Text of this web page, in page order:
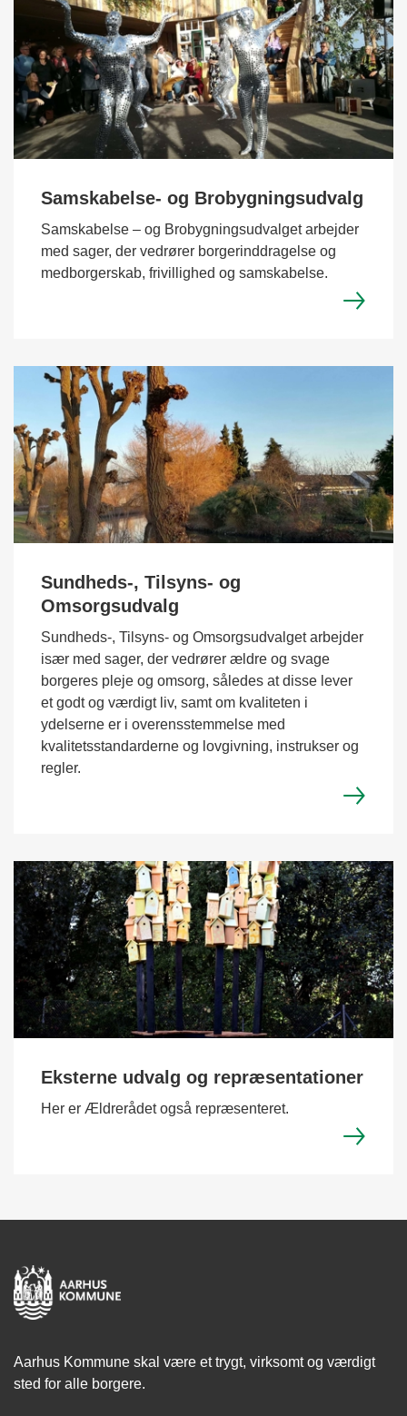
Samskabelse- og Brobygningsudvalg
Samskabelse – og Brobygningsudvalget arbejder
med sager, der vedrører borgerinddragelse og
medborgerskab, frivillighed og samskabelse.
Sundheds-, Tilsyns- og
Omsorgsudvalg
Sundheds-, Tilsyns- og Omsorgsudvalget arbejder
især med sager, der vedrører ældre og svage
borgeres pleje og omsorg, således at disse lever
et godt og værdigt liv, samt om kvaliteten i
ydelserne er i overensstemmelse med
kvalitetsstandarderne og lovgivning, instrukser og
regler.
Eksterne udvalg og repræsentationer
Her er Ældrerådet også repræsenteret.
Aarhus Kommune skal være et trygt, virksomt og værdigt
sted for alle borgere.